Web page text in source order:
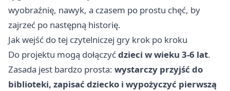
wyobraźnię, nawyk, a czasem po prostu chęć, by
zajrzeć po następną historię.
Jak wejść do tej czytelniczej gry krok po kroku
Do projektu mogą dołączyćdzieci w wieku 3-6 lat.
Zasada jest bardzo prosta: wystarczy przyjść do
biblioteki, zapisać dziecko i wypożyczyć pierwszą